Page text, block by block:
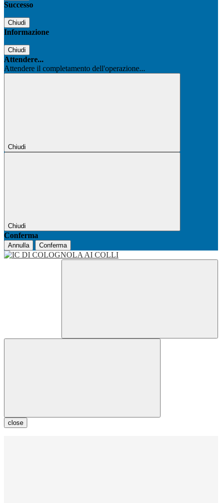
Successo
Chiudi
Informazione
Chiudi
Attendere...
Attendere il completamento dell'operazione...
Chiudi
Chiudi
Conferma
Annulla Conferma
close